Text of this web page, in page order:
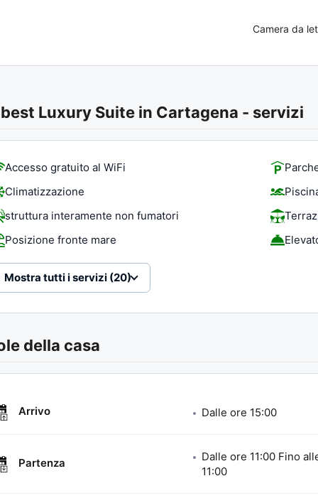
Camera da
Luxury Suite in Cartagena - servizi
Accesso gratuito al WiFi
Climatizzazione
struttura interamente non fumatori
Posizione fronte mare
Mostra tutti i servizi (20)
della casa
Arrivo Dalle ore 15:00
Partenza Dalle ore 11:00Fino
11:00